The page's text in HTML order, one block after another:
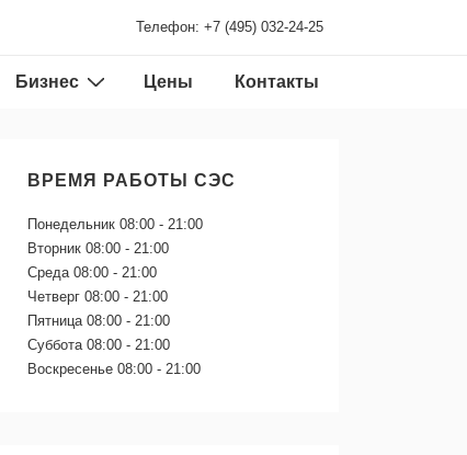
Телефон: +7 (495) 032-24-25
Бизнес Цены Контакты
ВРЕМЯ РАБОТЫ СЭС
Понедельник 08:00 - 21:00
Вторник 08:00 - 21:00
Среда 08:00 - 21:00
Четверг 08:00 - 21:00
Пятница 08:00 - 21:00
Суббота 08:00 - 21:00
Воскресенье 08:00 - 21:00